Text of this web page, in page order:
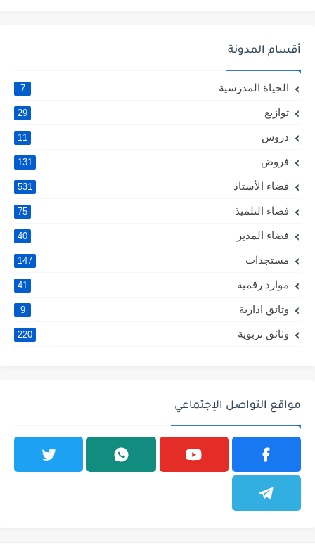
أقسام المدونة
الحياة المدرسية 7
توازيع 29
دروس 11
فروض 131
فضاء الأستاذ 531
فضاء التلميذ 75
فضاء المدير 40
مستجدات 147
موارد رقمية 41
وثائق ادارية 9
وثائق تربوية 220
مواقع التواصل الإجتماعي